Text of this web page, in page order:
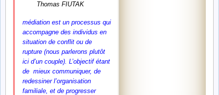
Thomas FIUTAK
médiation est un processus qui
accompagne des individus en
situation de conflit ou de
rupture (nous parlerons plutôt
ici d’un couple). L’objectif étant
de mieux communiquer, de
redessiner l’organisation
familiale, et de progresser